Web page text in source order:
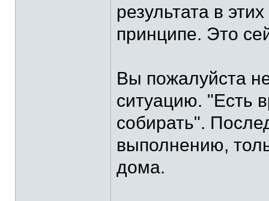
результата в
принципе. Это
Вы пожалуйста
ситуацию. "Есть
собирать".
выполнению,
дома.